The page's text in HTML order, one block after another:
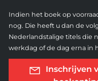
Indien het boek op
nog. Die heeft u dan de
Nederlandstalige titels die
werkdag of de dag erna in
Inschrijven